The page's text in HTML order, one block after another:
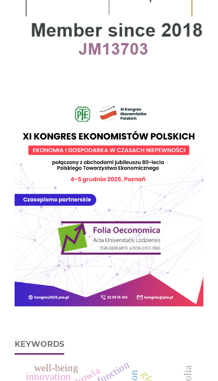
KEYWORDS
innovation
well-being